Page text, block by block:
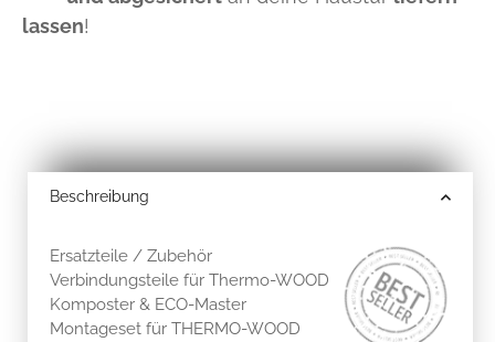
lassen!
Beschreibung
Ersatzteile / Zubehör
Verbindungsteile für Thermo-WOOD
Komposter & ECO-Master
Montageset für THERMO-WOOD